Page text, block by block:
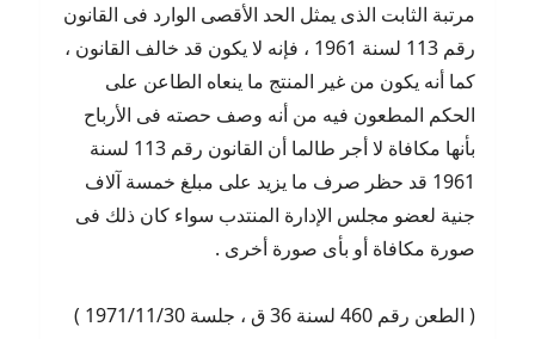
مرتبة الثابت الذى يمثل الحد الأقصى الوارد فى القانون
رقم 113 لسنة 1961 ، فإنه لا يكون قد خالف القانون ،
كما أنه يكون من غير المنتج ما ينعاه الطاعن على
الحكم المطعون فيه من أنه وصف حصته فى الأرباح
بأنها مكافاة لا أجر طالما أن القانون رقم 113 لسنة
1961 قد حظر صرف ما يزيد على مبلغ خمسة آلاف
جنية لعضو مجلس الإدارة المنتدب سواء كان ذلك فى
صورة مكافاة أو بأى صورة أخرى .
( الطعن رقم 460 لسنة 36 ق ، جلسة 1971/11/30 )